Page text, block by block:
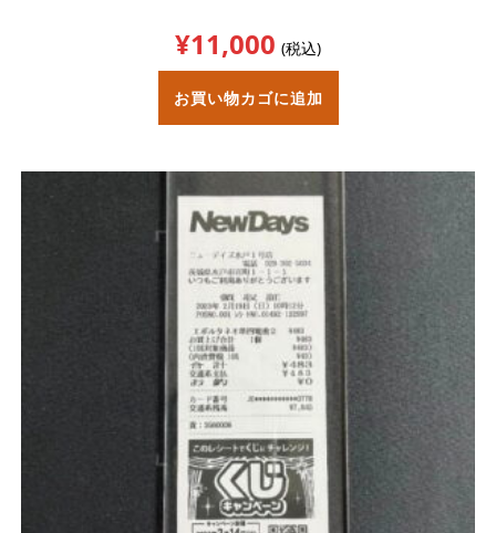
¥11,000 (税込)
お買い物カゴに追加